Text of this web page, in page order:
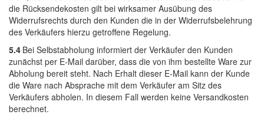
die Rücksendekosten gilt bei wirksamer Ausübung des
Widerrufsrechts durch den Kunden die in der Widerrufsbelehrung
des Verkäufers hierzu getroffene Regelung.
5.4 Bei Selbstabholung informiert der Verkäufer den Kunden
zunächst per E-Mail darüber, dass die von ihm bestellte Ware zur
Abholung bereit steht. Nach Erhalt dieser E-Mail kann der Kunde
die Ware nach Absprache mit dem Verkäufer am Sitz des
Verkäufers abholen. In diesem Fall werden keine Versandkosten
berechnet.